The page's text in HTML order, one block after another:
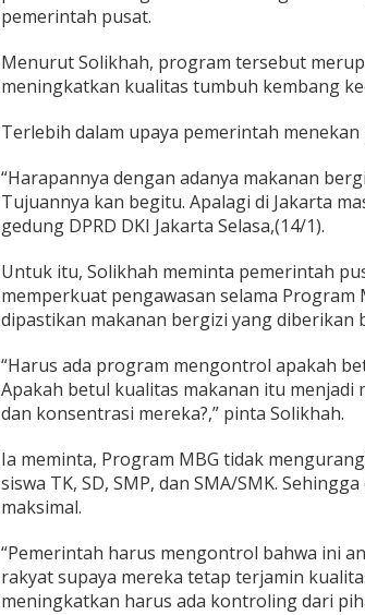
pemerintah pusat.
Menurut Solikhah, program tersebut
meningkatkan kualitas tumbuh kembang
Terlebih dalam upaya pemerintah
“Harapannya dengan adanya makanan
Tujuannya kan begitu. Apalagi di Jakarta
gedung DPRD DKI Jakarta Selasa,(14/1).
Untuk itu, Solikhah meminta pemerintah
memperkuat pengawasan selama Program
dipastikan makanan bergizi yang
“Harus ada program mengontrol apakah
Apakah betul kualitas makanan itu
dan konsentrasi mereka?,” pinta Solikhah.
Ia meminta, Program MBG tidak
siswa TK, SD, SMP, dan SMA/SMK.
maksimal.
“Pemerintah harus mengontrol bahwa ini
rakyat supaya mereka tetap terjamin
meningkatkan harus ada kontroling dari